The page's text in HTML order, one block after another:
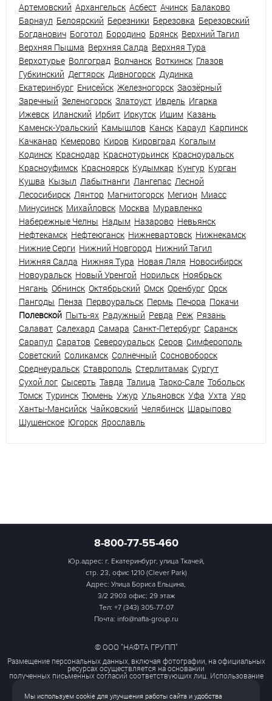
Артемовский Архангельск Асбест Ачинск Балаково
Барнаул Белоярский Березники Березовка Березовский
Богданович Боготол Бородино Брянск Верхний Тагил
Верхняя Пышма Верхняя Салда Верхняя Тура
Верхотурье Волгоград Волчанск Воткинск Глазов
Губкинский Дегтярск Дивногорск Дудинка
Екатеринбург Енисейск Железногорск Заозёрный
Заречный Зеленогорск Златоуст Ивдель Игарка
Ижевск Иланский Ирбит Иркутск Ишим Казань
Каменск-Уральский Камышлов Канск Караул Карпинск
Качканар Кемерово Киров Кировград Когалым
Кодинск Краснодар Краснотурьинск Красноуральск
Красноуфимск Красноярск Кудымкар Кунгур Курган
Кушва Кызыл Лабытнанги Лангепас Лесной
Лесосибирск Лянтор Магнитогорск Мегион Миасс
Минусинск Михайловск Москва Муравленко
Набережные Челны Надым Назарово Невьянск
Нефтекамск Нефтеюганск Нижневартовск Нижнекамск
Нижние Серги Нижний Новгород Нижний Тагил
Нижняя Салда Нижняя Тура Новая Ляля Новосибирск
Новоуральск Новый Уренгой Норильск Ноябрьск
Нягань Обнинск Октябрьский Омск Оренбург Орск
Пангоды Пенза Первоуральск Пермь Печора Покачи
Полевской Пыть-ях Радужный Ревда Реж Рязань
Салават Салехард Самара Санкт-Петербург Саранск
Сарапул Саратов Североуральск Серов Симферополь
Советский Соликамск Солнечный Сосновоборск
Среднеуральск Ставрополь Стерлитамак Сургут
Сухой лог Сысерть Тавда Талица Тарко-Сале Тобольск
Томск Туринск Тюмень Ужур Ульяновск Уфа Ухта Уяр
Ханты-Мансийск Чайковский Челябинск Шарыпово
Шушенское Югорск Ярославль
8-800-77-55-460
Юр.адрес: г. Екатеринбург, улица Ткачей,
стр. 23, офис 1210 (Clever Park)
Адрес: Улица Бориса Ельцина,
3/2 2903 офис; 29 этаж
Тел: +7 (343) 305-77-07
Почта: info@nafta-group.ru
© ООО "НАФТА ГРУПП"
Размещение персональных данных, включая фотографии, на официальных
ресурсах осуществляется на основании
полученных письменных согласий соответствующих лиц. Использование
этих материалов третьими лицами
Мы используем cookie для улучшения работы сайта и удобства